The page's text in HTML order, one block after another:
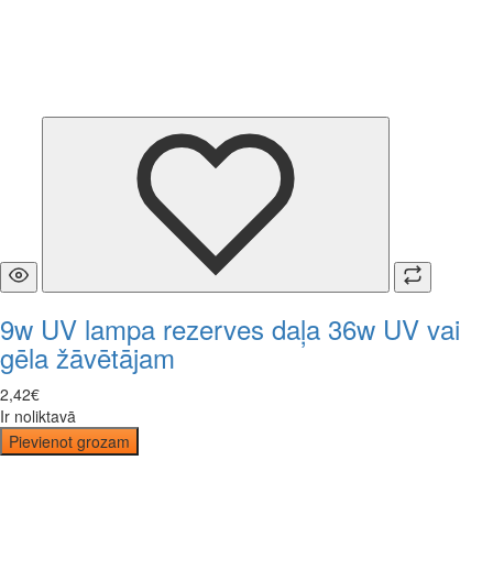
9w UV lampa rezerves daļa 36w UV vai
gēla žāvētājam
2,42€
Ir noliktavā
Pievienot grozam